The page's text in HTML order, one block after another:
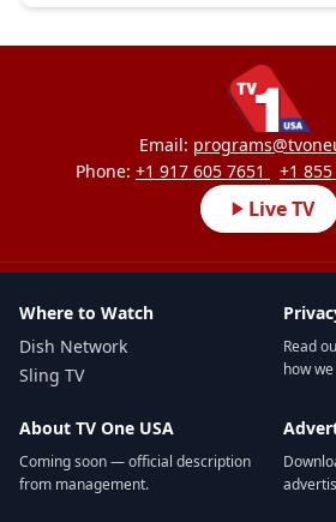
Email:
Phone: +1 917 605 7651 +1
Live TV
Where to Watch
Dish Network
Sling TV
Read
how
About TV One USA
Coming soon — official description
from management.